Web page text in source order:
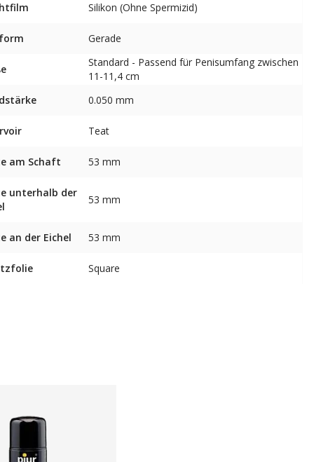
Silikon (Ohne Spermizid)
Gerade
Standard - Passend für Penisumfang zwischen
11-11,4 cm
0.050 mm
Teat
am Schaft 53 mm
unterhalb der
53 mm
an der Eichel 53 mm
Square